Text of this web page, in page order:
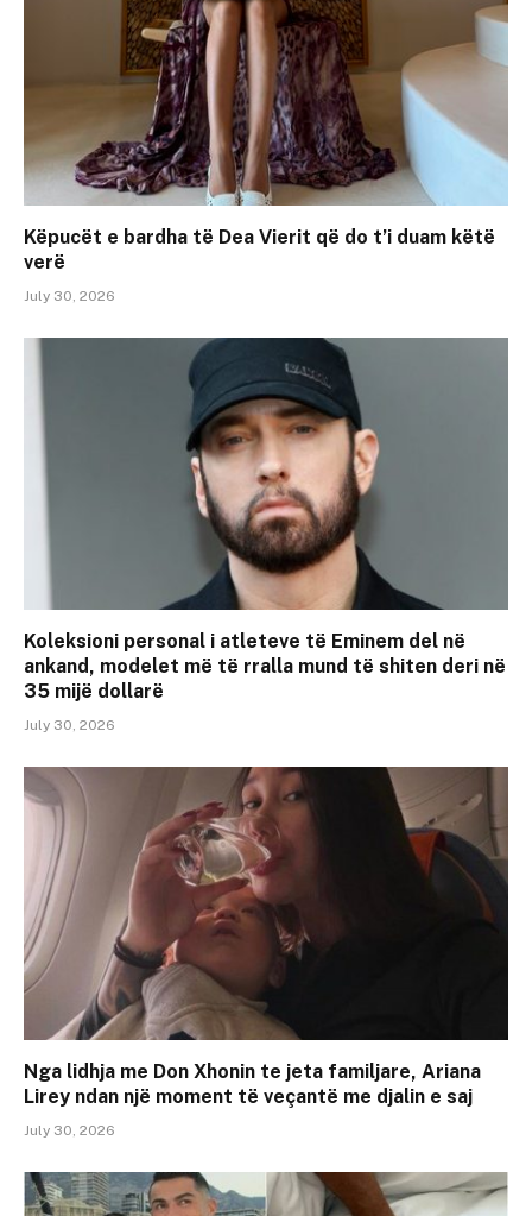
Këpucët e bardha të Dea Vierit që do t’i duam këtë
verë
July 30, 2026
Koleksioni personal i atleteve të Eminem del në
ankand, modelet më të rralla mund të shiten deri në
35 mijë dollarë
July 30, 2026
Nga lidhja me Don Xhonin te jeta familjare, Ariana
Lirey ndan një moment të veçantë me djalin e saj
July 30, 2026